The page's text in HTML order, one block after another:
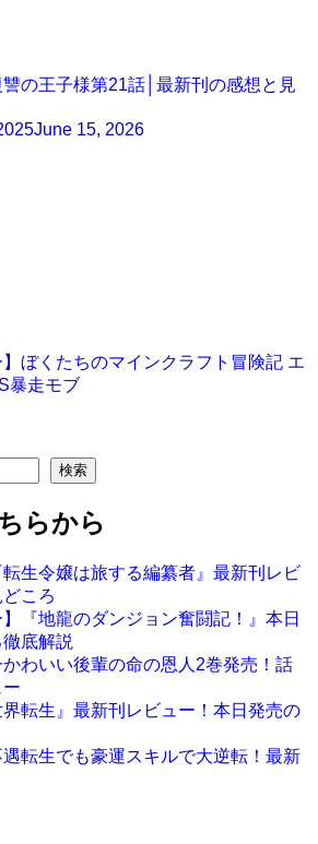
讐の王子様第21話│最新刊の感想と見
June 15, 2026
】ぼくたちのマインクラフト冒険記 エ
暴走モブ
検索
らから
転生令嬢は旅する編纂者』最新刊レビ
ころ
】『地龍のダンジョン奮闘記！』本日
底解説
かわいい後輩の命の恩人2巻発売！話
界転生』最新刊レビュー！本日発売の
遇転生でも豪運スキルで大逆転！最新